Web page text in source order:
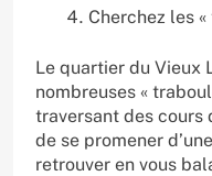
Cherchez les
Le quartier du Vieux
nombreuses «
traversant des cours
de se promener
retrouver en vous